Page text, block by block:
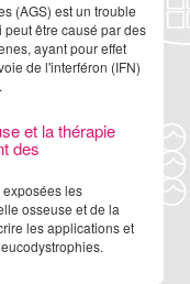
(AGS) est un trouble
être causé par des
ayant pour effet
de l'interféron (IFN)
et la thérapie
des
exposées les
osseuse et de la
les applications et